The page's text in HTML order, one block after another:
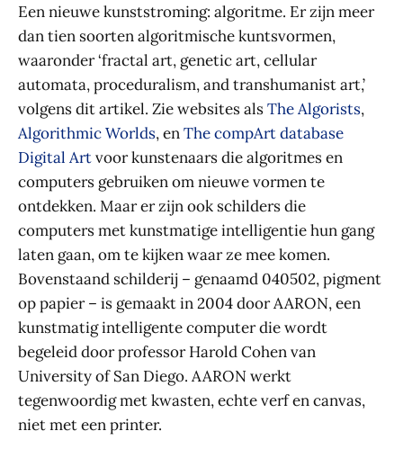
Een nieuwe kunststroming: algoritme. Er zijn meer
dan tien soorten algoritmische kuntsvormen,
waaronder ‘fractal art, genetic art, cellular
automata, proceduralism, and transhumanist art,’
volgens dit artikel. Zie websites alsThe Algorists,
Algorithmic Worlds, enThe compArt database
Digital Artvoor kunstenaars die algoritmes en
computers gebruiken om nieuwe vormen te
ontdekken. Maar er zijn ook schilders die
computers met kunstmatige intelligentie hun gang
laten gaan, om te kijken waar ze mee komen.
Bovenstaand schilderij – genaamd 040502, pigment
op papier – is gemaakt in 2004 door AARON, een
kunstmatig intelligente computer die wordt
begeleid door professor Harold Cohen van
University of San Diego. AARON werkt
tegenwoordig met kwasten, echte verf en canvas,
niet met een printer.